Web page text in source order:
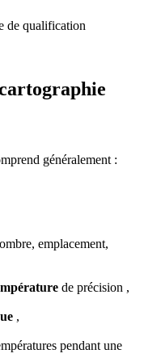
de qualification
généralement :
emplacement,
de précision ,
,
pendant une